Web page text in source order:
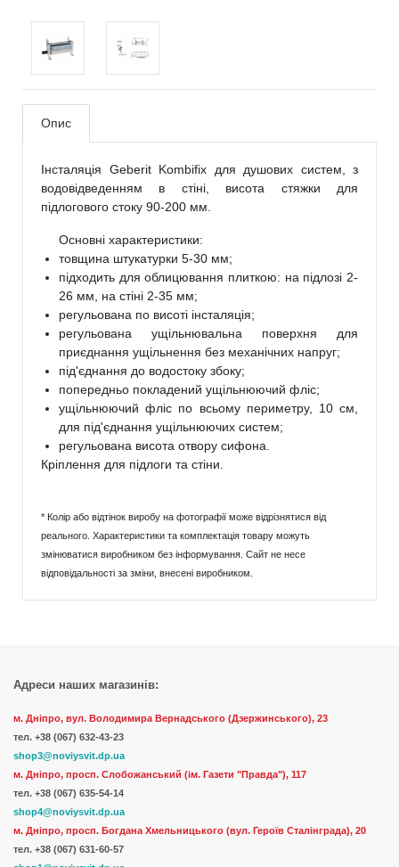
Опис
Інсталяція Geberit Kombifix для душових систем, з
водовідведенням в стіні, висота стяжки для
підлогового стоку 90-200 мм.
Основні характеристики:
товщина штукатурки 5-30 мм;
підходить для облицювання плиткою: на підлозі 2-
26 мм, на стіні 2-35 мм;
регульована по висоті інсталяція;
регульована ущільнювальна поверхня для
приєднання ущільнення без механічних напруг;
під'єднання до водостоку збоку;
попередньо покладений ущільнюючий фліс;
ущільнюючий фліс по всьому периметру, 10 см,
для під'єднання ущільнюючих систем;
регульована висота отвору сифона.
Кріплення для підлоги та стіни.
* Колір або відтінок виробу на фотографії може відрізнятися від
реального. Характеристики та комплектація товару можуть
змінюватися виробником без інформування. Сайт не несе
відповідальності за зміни, внесені виробником.
Адреси наших магазинів:
м. Дніпро, вул. Володимира Вернадського (Дзержинського), 23
тел. +38 (067) 632-43-23
shop3@noviysvit.dp.ua
м. Дніпро, просп. Слобожанський (ім. Газети "Правда"), 117
тел. +38 (067) 635-54-14
shop4@noviysvit.dp.ua
м. Дніпро, просп. Богдана Хмельницького (вул. Героїв Сталінграда), 20
тел. +38 (067) 631-60-57